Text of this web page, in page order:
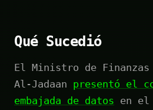
Qué Sucedió
El Ministro de Finanzas
Al-Jadaan presentó el
embajada de datos en el